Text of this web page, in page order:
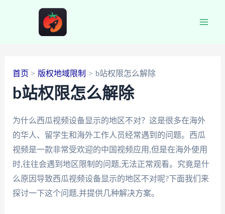
首页 版权地域限制 b站权限怎么解除
b站权限怎么解除
为什么西瓜视频设备显示的地区不对？这是很多在海外
的华人、留学生和海外工作人员经常遇到的问题。西瓜
视频是一款非常受欢迎的中国视频应用,但是在海外使用
时,往往会遇到地区限制的问题,无法正常观看。究竟是什
么原因导致西瓜视频设备显示的地区不对呢?下面我们来
探讨一下这个问题,并提供几种解决方案。